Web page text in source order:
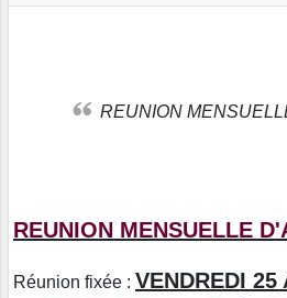
REUNION
REUNION MENSUELLE
Réunion fixée : VENDREDI 25